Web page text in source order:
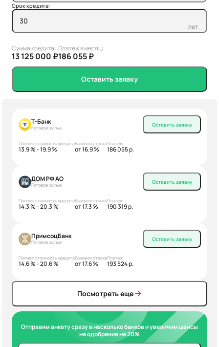
Срок кредита:
лет
Сумма кредита:
13 125 000 ₽
Платеж в месяц:
186 055 ₽
Оставить заявку
Т-Банк
готовое жилье
Полная стоимость кредита
13.9 % - 19.9 %
Базовая ставка
от 16.9 %
Платеж
186 055 р.
Оставить заявку
ДОМ РФ АО
Готовое жилье
Полная стоимость кредита
14.3 % - 20.3 %
Базовая ставка
от 17.3 %
Платеж
190 319 р.
Оставить заявку
ПримсоцБанк
Готовое жилье
Полная стоимость кредита
14.6 % - 20.6 %
Базовая ставка
от 17.6 %
Платеж
193 524 р.
Оставить заявку
Посмотреть еще
Отправим анкету сразу в несколько банков и увеличим шансы
на одобрение на 20%